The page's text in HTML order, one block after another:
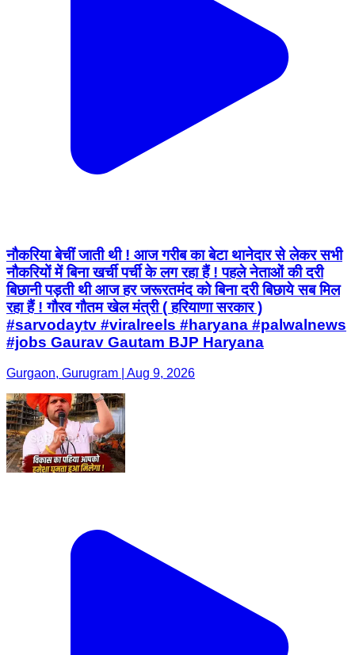
नौकरिया बेचीं जाती थी ! आज गरीब का बेटा थानेदार से लेकर सभी
नौकरियों में बिना खर्ची पर्ची के लग रहा हैं ! पहले नेताओं की दरी
बिछानी पड़ती थी आज हर जरूरतमंद को बिना दरी बिछाये सब मिल
रहा हैं ! गौरव गौतम खेल मंत्री ( हरियाणा सरकार )
#sarvodaytv #viralreels #haryana #palwalnews
#jobs Gaurav Gautam BJP Haryana
Gurgaon, Gurugram | Aug 9, 2026